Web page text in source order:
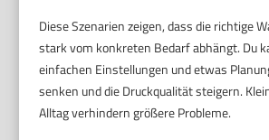
Diese Szenarien zeigen, dass die richtige
stark vom konkreten Bedarf abhängt. Du
einfachen Einstellungen und etwas
senken und die Druckqualität steigern.
Alltag verhindern größere Probleme.